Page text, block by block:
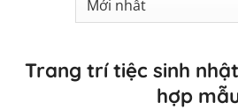
Trang trí tiệc sinh
hợp